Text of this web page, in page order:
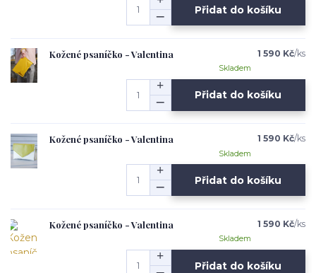
Přidat do košíku
Kožené psaníčko - Valentina 1 590 Kč/ks
Skladem
Přidat do košíku
Kožené psaníčko - Valentina 1 590 Kč/ks
Skladem
Přidat do košíku
Kožené psaníčko - Valentina 1 590 Kč/ks
Skladem
Přidat do košíku